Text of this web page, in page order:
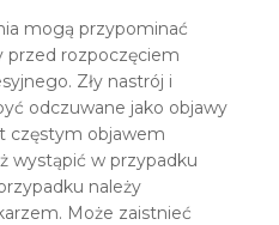
mogą przypominać
przed rozpoczęciem
Zły nastrój i
odczuwane jako objawy
częstym objawem
wystąpić w przypadku
należy
Może zaistnieć